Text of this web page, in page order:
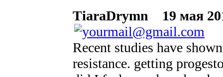
TiaraDrymn
19 мая
Recent studies have
resistance. getting